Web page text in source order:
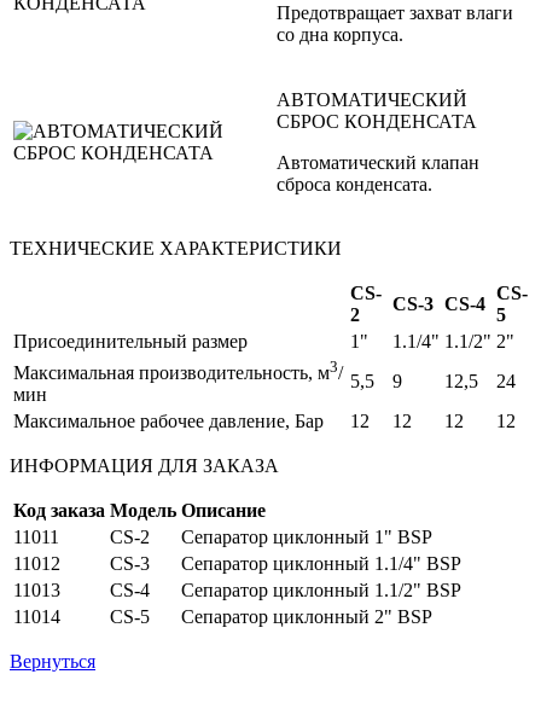
Предотвращает захват влаги
со дна корпуса.
АВТОМАТИЧЕСКИЙ
СБРОС КОНДЕНСАТА
Автоматический клапан
сброса конденсата.
ТЕХНИЧЕСКИЕ ХАРАКТЕРИСТИКИ
CS-
2
CS-3 CS-4
CS-
5
Присоединительный размер
1" 1.1/4" 1.1/2" 2"
Максимальная производительность, м3/
мин
5,5 9 12,5
24
Максимальное рабочее давление, Бар
12 12 12 12
ИНФОРМАЦИЯ ДЛЯ ЗАКАЗА
Код заказа Модель Описание
11011
CS-2
Сепаратор циклонный 1" BSP
11012
CS-3
Сепаратор циклонный 1.1/4" BSP
11013
CS-4
Сепаратор циклонный 1.1/2" BSP
11014
CS-5 Сепаратор циклонный 2" BSP
Вернуться